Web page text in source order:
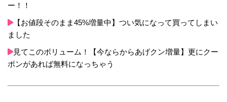
ー！！
【お値段そのまま45%増量中】つい気になって買ってしまい
ました
見てこのボリューム！【今ならからあげクン増量】更にクー
ポンがあれば無料になっちゃう